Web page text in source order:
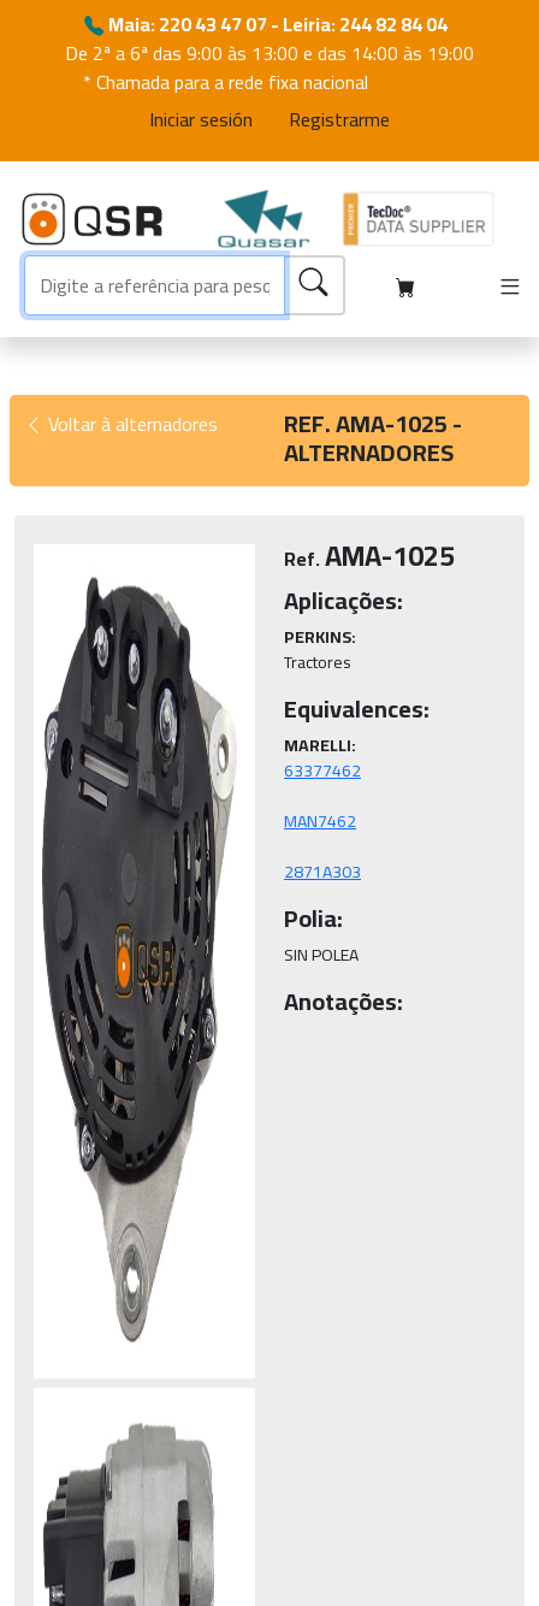
Maia: 220 43 47 07 - Leiria: 244 82 84 04
De 2ª a 6ª das 9:00 às 13:00 e das 14:00 às 19:00
* Chamada para a rede fixa nacional
Iniciar sesión
Registrarme
Voltar à alternadores REF. AMA-1025 -
ALTERNADORES
Ref.AMA-1025
Aplicações:
PERKINS:
Tractores
Equivalences:
MARELLI:
2871A303
Polia:
SIN POLEA
Anotações: